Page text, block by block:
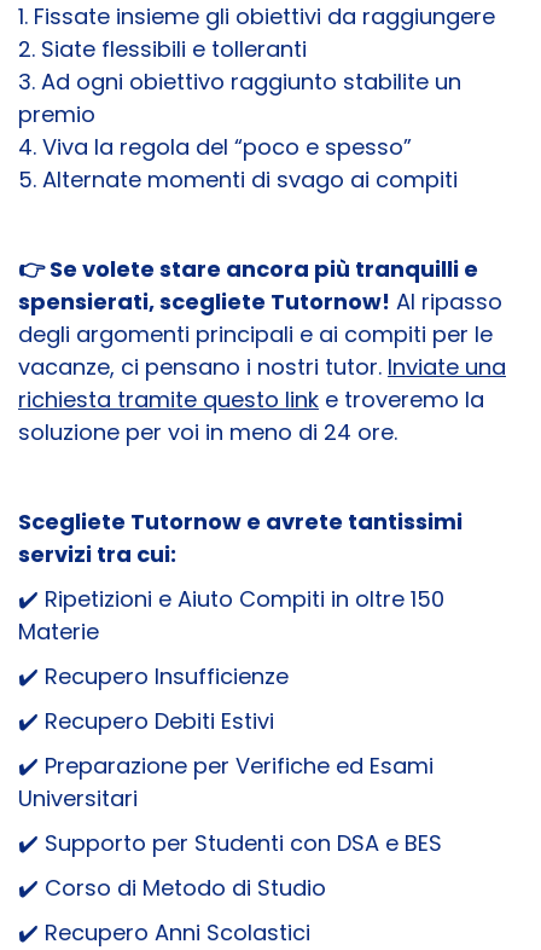
1. Fissate insieme gli obiettivi da raggiungere
2. Siate flessibili e tolleranti
3. Ad ogni obiettivo raggiunto stabilite un
premio
4. Viva la regola del “poco e spesso”
5. Alternate momenti di svago ai compiti
👉 Se volete stare ancora più tranquilli e
spensierati, scegliete Tutornow! Al ripasso
degli argomenti principali e ai compiti per le
vacanze, ci pensano i nostri tutor. Inviate una
richiesta tramite questo link e troveremo la
soluzione per voi in meno di 24 ore.
Scegliete Tutornow e avrete tantissimi
servizi tra cui:
✔️ Ripetizioni e Aiuto Compiti in oltre 150
Materie
✔️ Recupero Insufficienze
✔️ Recupero Debiti Estivi
✔️ Preparazione per Verifiche ed Esami
Universitari
✔️ Supporto per Studenti con DSA e BES
✔️ Corso di Metodo di Studio
✔️ Recupero Anni Scolastici